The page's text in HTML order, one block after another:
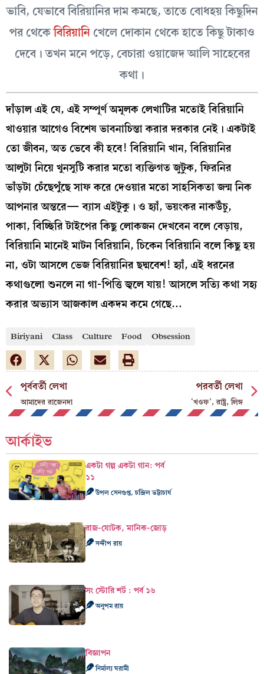
ভাবি, যেভাবে বিরিয়ানির দাম কমছে, তাতে বোধহয় কিছুদিন
পর থেকেবিরিয়ানিখেলে দোকান থেকে হাতে কিছু টাকাও
দেবে। তখন মনে পড়ে, বেচারা ওয়াজেদ আলি সাহেবের
কথা।
দাঁড়াল এই যে, এই সম্পূর্ণ অমূলক লেখাটির মতোই বিরিয়ানি
খাওয়ার আগেও বিশেষ ভাবনাচিন্তা করার দরকার নেই। একটাই
তো জীবন, অত ভেবে কী হবে! বিরিয়ানি খান, বিরিয়ানির
আলুটা নিয়ে খুনসুটি করার মতো ব্যক্তিগত জুটুক, ফিরনির
ভাঁড়টা চেঁছেপুঁছে সাফ করে দেওয়ার মতো সাহসিকতা জন্ম নিক
আপনার অন্তরে— ব্যাস এইটুকু। ও হ্যাঁ, ভয়ংকর নাকউঁচু,
পাকা, বিচ্ছিরি টাইপের কিছু লোকজন দেখবেন বলে বেড়ায়,
বিরিয়ানি মানেই মাটন বিরিয়ানি, চিকেন বিরিয়ানি বলে কিছু হয়
না, ওটা আসলে ভেজ বিরিয়ানির ছদ্মবেশ! হ্যাঁ, এই ধরনের
কথাগুলো শুনলে না গা-পিত্তি জ্বলে যায়! আসলে সত্যি কথা সহ্য
করার অভ্যাস আজকাল একদম কমে গেছে…
Biriyani Class Culture Food Obsession
পূর্ববর্তী লেখা
আমাদের রাজেনদা
পরবর্তী লেখা
‘খওফ’, রাষ্ট্র, লিঙ্গ
আর্কাইভ
একটা গল্প একটা গান: পর্ব
১১
উপল সেনগুপ্ত, চন্দ্রিল ভট্টাচার্য
রাজ-যোটক, মানিক-জোড়
সন্দীপ রায়
সং স্টোরি শর্ট : পর্ব ১৬
অনুপম রায়
বিজ্ঞাপন
নির্মাল্য ঘরামী